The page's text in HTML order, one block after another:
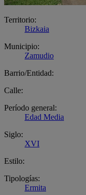
Territorio:
Bizkaia
Municipio:
Zamudio
Barrio/Entidad:
Calle:
Período general:
Edad Media
Siglo:
XVI
Estilo:
Tipologías:
Ermita